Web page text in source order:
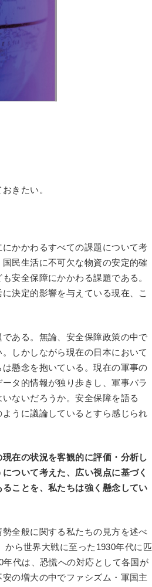
きたい。
かかわるすべての課題について考
民生活に不可欠な物資の安定的確
安全保障にかかわる課題である。
決定的影響を与えている現在、こ
ある。無論、安全保障政策の中で
しかしながら現在の日本において
懸念を抱いている。現在の軍事の
タ的情報が独り歩きし、軍事バラ
ないだろうか。安全保障を語る
うに議論しているとすら感じられ
在の状況を客観的に評価・分析し
ついて考えた、広い視点に基づく
ことを、私たちは強く懸念してい
全般に関する私たちの見方を述べ
ら世界大戦に至った1930年代に匹
代は、恐慌への対応として各国が
の増大の中でファシズム・軍国主